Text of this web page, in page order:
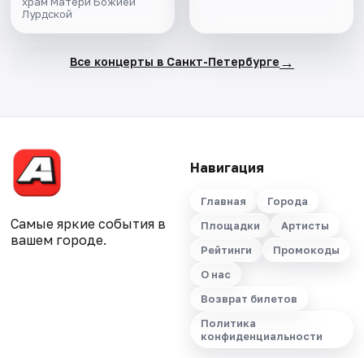
Лурдской
Все концерты в Санкт-Петербурге →
Самые яркие события в
вашем городе.
Навигация
Главная
Города
Площадки
Артисты
Рейтинги
Промокоды
О нас
Возврат билетов
Политика
конфиденциальности